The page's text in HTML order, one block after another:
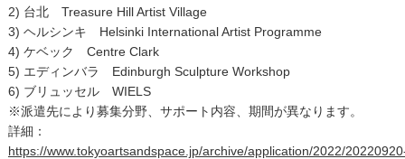
2) 台北 Treasure Hill Artist Village
3) ヘルシンキ Helsinki International Artist Programme
4) ケベック Centre Clark
5) エディンバラ Edinburgh Sculpture Workshop
6) ブリュッセル WIELS
※派遣先により募集分野、サポート内容、期間が異なります。
詳細：
https://www.tokyoartsandspace.jp/archive/application/2022/